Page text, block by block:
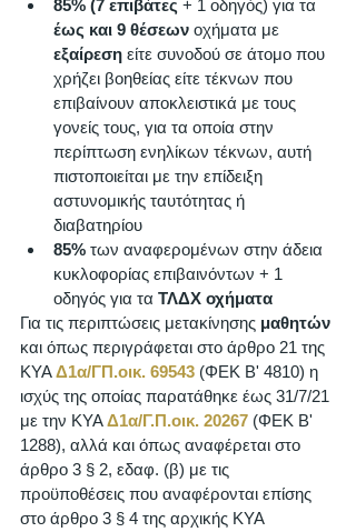
85% (7 επιβάτες + 1 οδηγός) για τα
έως και 9 θέσεων οχήματα με
εξαίρεση είτε συνοδού σε άτομο που
χρήζει βοηθείας είτε τέκνων που
επιβαίνουν αποκλειστικά με τους
γονείς τους, για τα οποία στην
περίπτωση ενηλίκων τέκνων, αυτή
πιστοποιείται με την επίδειξη
αστυνομικής ταυτότητας ή
διαβατηρίου
85% των αναφερομένων στην άδεια
κυκλοφορίας επιβαινόντων + 1
οδηγός για τα ΤΛΔΧ οχήματα
Για τις περιπτώσεις μετακίνησης μαθητών
και όπως περιγράφεται στο άρθρο 21 της
ΚΥΑ Δ1α/ΓΠ.οικ. 69543 (ΦΕΚ Β' 4810) η
ισχύς της οποίας παρατάθηκε έως 31/7/21
με την ΚΥΑ Δ1α/Γ.Π.οικ. 20267 (ΦΕΚ Β'
1288), αλλά και όπως αναφέρεται στο
άρθρο 3 § 2, εδαφ. (β) με τις
προϋποθέσεις που αναφέρονται επίσης
στο άρθρο 3 § 4 της αρχικής ΚΥΑ